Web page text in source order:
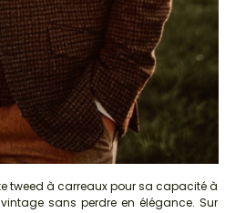
tweed à carreaux pour sa capacité à
sans perdre en élégance. Sur